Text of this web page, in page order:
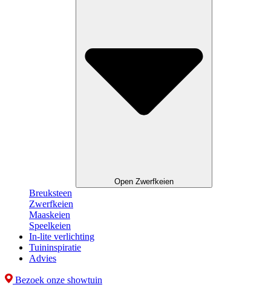
Open Zwerfkeien
Breuksteen
Zwerfkeien
Maaskeien
Speelkeien
In-lite verlichting
Tuininspiratie
Advies
Bezoek onze showtuin